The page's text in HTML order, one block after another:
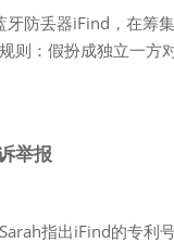
牙防丢器iFind，在筹
则：假扮成独立一方
举报
指出iFind的专利